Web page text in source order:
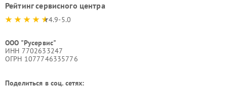
Рейтинг сервисного центра
4.9-5.0
ООО "Русервис"
ИНН 7702633247
ОГРН 1077746335776
Поделиться в соц. сетях: